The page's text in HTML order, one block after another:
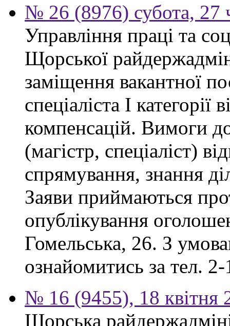
№ 26 (8976) субота, 27
Управління праці та
Щорської
заміщення вакантної
спеціаліста І
компенсацій. Вимоги
(магістр, спеціаліст)
спрямування, знання
Заяви приймаються
опублікування
Гомельська, 26. З
ознайомитись за тел.
№ 16 (9455), 18 квітня
Щорська